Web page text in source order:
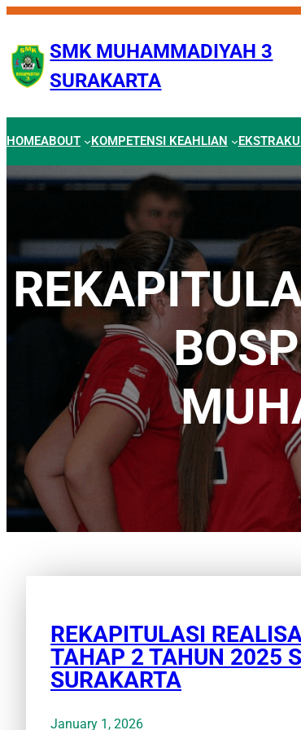
Skip
content SMK MUHAMMADIYAH 3
SURAKARTA
HOMEABOUT KOMPETENSI KEAHLIAN
REKAPITULASI
TAHAP 2 TAHUN 2025
SURAKARTA
January 1, 2026